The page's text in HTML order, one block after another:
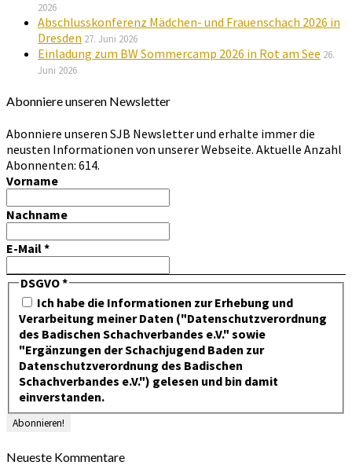
2026
Abschlusskonferenz Mädchen- und Frauenschach 2026 in
Dresden 27. Juni 2026
Einladung zum BW Sommercamp 2026 in Rot am See 26.
Juni 2026
Abonniere unseren Newsletter
Abonniere unseren SJB Newsletter und erhalte immer die
neusten Informationen von unserer Webseite. Aktuelle Anzahl
Abonnenten: 614.
Vorname
Nachname
E-Mail*
DSGVO*
Ich habe die Informationen zur Erhebung und
Verarbeitung meiner Daten ("Datenschutzverordnung
des Badischen Schachverbandes e.V." sowie
"Ergänzungen der Schachjugend Baden zur
Datenschutzverordnung des Badischen
Schachverbandes e.V.") gelesen und bin damit
einverstanden.
Neueste Kommentare